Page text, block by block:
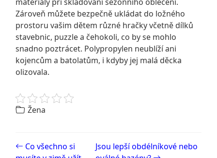
Zároveň můžete bezpečně ukládat do ložného
prostoru vašim dětem různé hračky včetně dílků
stavebnic, puzzle a čehokoli, co by se mohlo
snadno poztrácet. Polypropylen neublíží ani
kojencům a batolatům, i kdyby jej malá děcka
olizovala.
Žena
Post navigation
Co všechno si
Jsou lepší obdélníkové nebo